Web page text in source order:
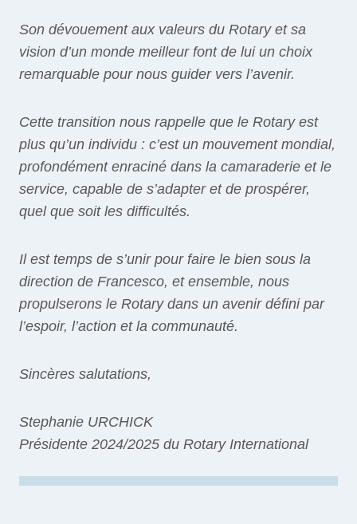
Son dévouement aux valeurs du Rotary et sa
vision d’un monde meilleur font de lui un choix
remarquable pour nous guider vers l’avenir.
Cette transition nous rappelle que le Rotary est
plus qu’un individu : c’est un mouvement mondial,
profondément enraciné dans la camaraderie et le
service, capable de s’adapter et de prospérer,
quel que soit les difficultés.
Il est temps de s’unir pour faire le bien sous la
direction de Francesco, et ensemble, nous
propulserons le Rotary dans un avenir défini par
l’espoir, l’action et la communauté.
Sincères salutations,
Stephanie URCHICK
Présidente 2024/2025 du Rotary International